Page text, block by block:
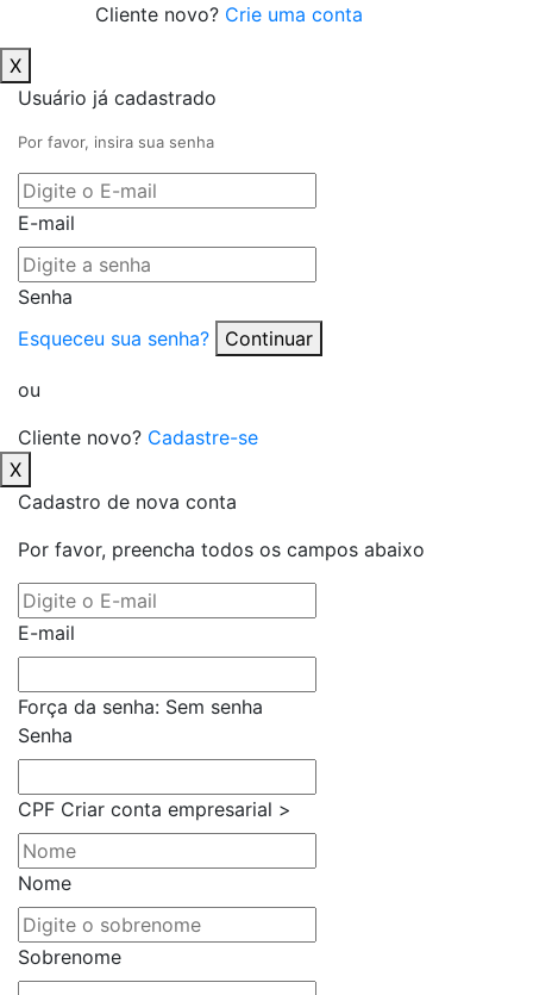
Cliente novo? Crie uma conta
X
Usuário já cadastrado
Por favor, insira sua senha
E-mail
Senha
Esqueceu sua senha?
Continuar
ou
Cliente novo? Cadastre-se
X
Cadastro de nova conta
Por favor, preencha todos os campos abaixo
E-mail
Força da senha: Sem senha
Senha
CPF Criar conta empresarial >
Nome
Sobrenome